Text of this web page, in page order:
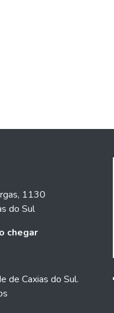
1130
do Sul
chegar
Caxias do Sul.